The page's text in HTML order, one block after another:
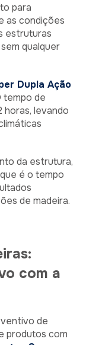
para
as condições
estruturas
qualquer
Dupla Ação
tempo de
horas, levando
da estrutura,
é o tempo
de madeira.
com a
de
produtos com